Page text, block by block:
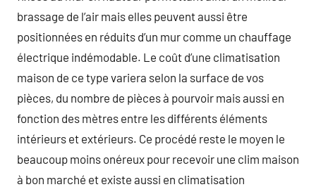
brassage de l’air mais elles peuvent aussi être
positionnées en réduits d’un mur comme un chauffage
électrique indémodable. Le coût d’une climatisation
maison de ce type variera selon la surface de vos
pièces, du nombre de pièces à pourvoir mais aussi en
fonction des mètres entre les différents éléments
intérieurs et extérieurs. Ce procédé reste le moyen le
beaucoup moins onéreux pour recevoir une clim maison
à bon marché et existe aussi en climatisation